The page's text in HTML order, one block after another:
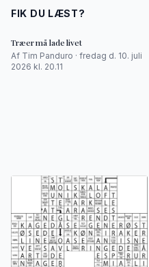
FIK DU LÆST?
Træer må lade livet
Af Tim Panduro · fredag d. 10. juli
2026 kl. 20.11